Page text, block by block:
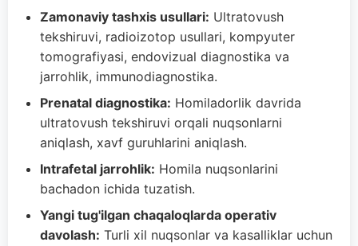
Zamonaviy tashxis usullari: Ultratovush
tekshiruvi, radioizotop usullari, kompyuter
tomografiyasi, endovizual diagnostika va
jarrohlik, immunodiagnostika.
Prenatal diagnostika: Homiladorlik davrida
ultratovush tekshiruvi orqali nuqsonlarni
aniqlash, xavf guruhlarini aniqlash.
Intrafetal jarrohlik: Homila nuqsonlarini
bachadon ichida tuzatish.
Yangi tug'ilgan chaqaloqlarda operativ
davolash: Turli xil nuqsonlar va kasalliklar uchun